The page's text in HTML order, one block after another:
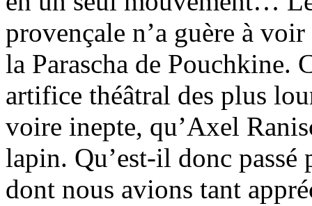
provençale n’a guère à
la Parascha de Pouchkine.
artifice théâtral des plus
voire inepte, qu’Axel
lapin. Qu’est-il donc
dont nous avions tant